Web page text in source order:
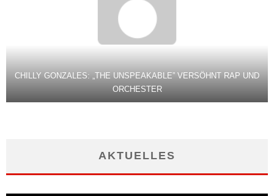
CHILLY GONZALES: „THE UNSPEAKABLE” VERSÖHNT RAP UND
ORCHESTER
AKTUELLES